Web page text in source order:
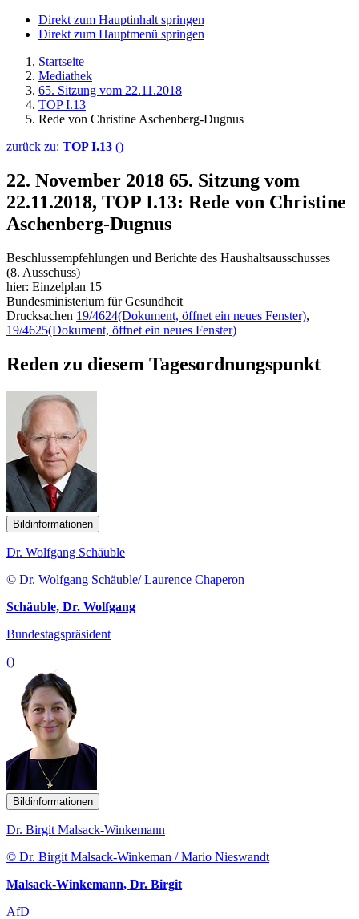
Direkt zum Hauptinhalt springen
Direkt zum Hauptmenü springen
Startseite
Mediathek
65. Sitzung vom 22.11.2018
TOP I.13
Rede von Christine Aschenberg-Dugnus
zurück zu: TOP I.13 ()
22. November 2018 65. Sitzung vom
22.11.2018, TOP I.13: Rede von Christine
Aschenberg-Dugnus
Beschlussempfehlungen und Berichte des Haushaltsausschusses
(8. Ausschuss)
hier: Einzelplan 15
Bundesministerium für Gesundheit
Drucksachen 19/4624(Dokument, öffnet ein neues Fenster),
19/4625(Dokument, öffnet ein neues Fenster)
Reden zu diesem Tagesordnungspunkt
Bildinformationen
Dr. Wolfgang Schäuble
© Dr. Wolfgang Schäuble/ Laurence Chaperon
Schäuble, Dr. Wolfgang
Bundestagspräsident
()
Bildinformationen
Dr. Birgit Malsack-Winkemann
© Dr. Birgit Malsack-Winkeman / Mario Nieswandt
Malsack-Winkemann, Dr. Birgit
AfD